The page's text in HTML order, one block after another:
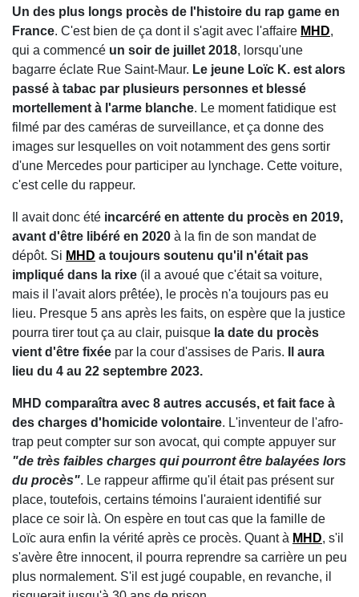
Un des plus longs procès de l'histoire du rap game en
France. C'est bien de ça dont il s'agit avec l'affaire MHD,
qui a commencé un soir de juillet 2018, lorsqu'une
bagarre éclate Rue Saint-Maur. Le jeune Loïc K. est alors
passé à tabac par plusieurs personnes et blessé
mortellement à l'arme blanche. Le moment fatidique est
filmé par des caméras de surveillance, et ça donne des
images sur lesquelles on voit notamment des gens sortir
d'une Mercedes pour participer au lynchage. Cette voiture,
c'est celle du rappeur.
Il avait donc été incarcéré en attente du procès en 2019,
avant d'être libéré en 2020 à la fin de son mandat de
dépôt. Si MHD a toujours soutenu qu'il n'était pas
impliqué dans la rixe (il a avoué que c'était sa voiture,
mais il l'avait alors prêtée), le procès n'a toujours pas eu
lieu. Presque 5 ans après les faits, on espère que la justice
pourra tirer tout ça au clair, puisque la date du procès
vient d'être fixée par la cour d'assises de Paris. Il aura
lieu du 4 au 22 septembre 2023.
MHD comparaîtra avec 8 autres accusés, et fait face à
des charges d'homicide volontaire. L'inventeur de l'afro-
trap peut compter sur son avocat, qui compte appuyer sur
"de très faibles charges qui pourront être balayées lors
du procès". Le rappeur affirme qu'il était pas présent sur
place, toutefois, certains témoins l'auraient identifié sur
place ce soir là. On espère en tout cas que la famille de
Loïc aura enfin la vérité après ce procès. Quant à MHD, s'il
s'avère être innocent, il pourra reprendre sa carrière un peu
plus normalement. S'il est jugé coupable, en revanche, il